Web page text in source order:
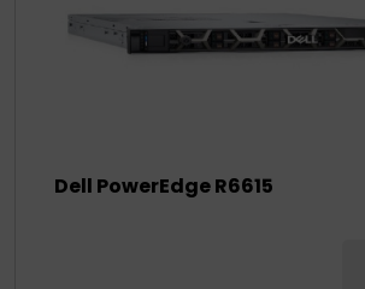
Dell PowerEdge R6615